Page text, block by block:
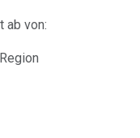
ab von: